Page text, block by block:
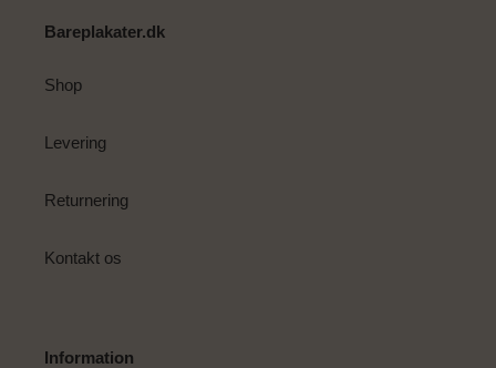
Bareplakater.dk
Shop
Levering
Returnering
Kontakt os
Information